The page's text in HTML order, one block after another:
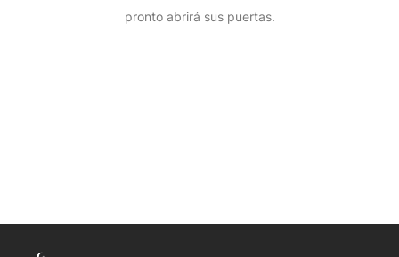
pronto abrirá sus puertas.